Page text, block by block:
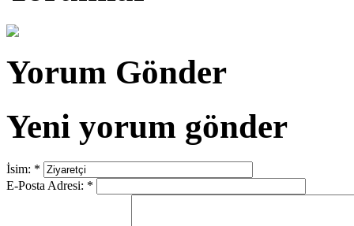
Yorum Gönder
Yeni yorum gönder
İsim: *
E-Posta Adresi: *